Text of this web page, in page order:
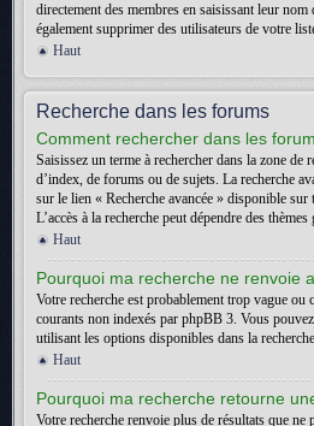
directement des membres en saisissant leur
également supprimer des utilisateurs de votre
Haut
Recherche dans les forums
Comment rechercher dans les
Saisissez un terme à rechercher dans la zone de
d’index, de forums ou de sujets. La recherche
sur le lien « Recherche avancée » disponible sur
L’accès à la recherche peut dépendre des
Haut
Pourquoi ma recherche ne renvoie
Votre recherche est probablement trop vague ou
courants non indexés par phpBB 3. Vous
utilisant les options disponibles dans la
Haut
Pourquoi ma recherche retourne
Votre recherche renvoie plus de résultats que ne